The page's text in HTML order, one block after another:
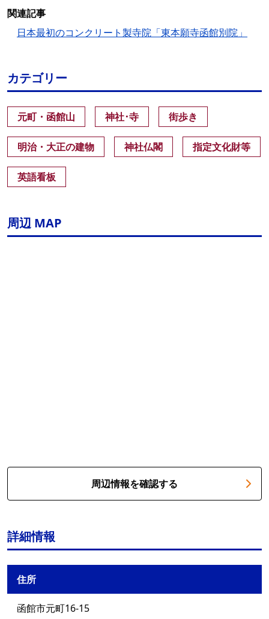
関連記事
日本最初のコンクリート製寺院「東本願寺函館別院」
カテゴリー
元町・函館山 神社･寺 街歩き
明治・大正の建物 神社仏閣 指定文化財等
英語看板
周辺 MAP
周辺情報を確認する
詳細情報
住所
函館市元町16-15